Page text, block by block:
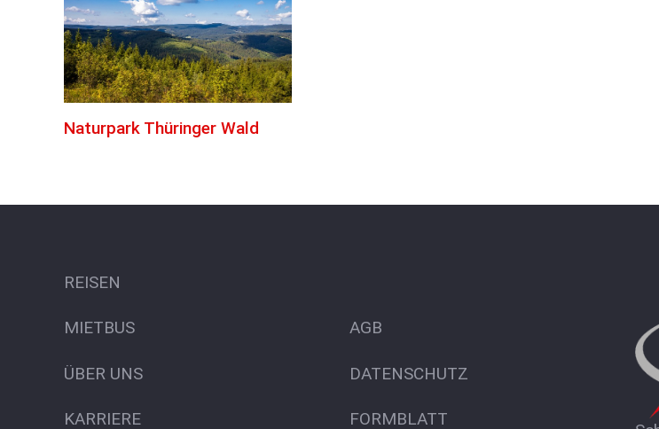
Naturpark Thüringer Wald
REISEN
MIETBUS
ÜBER UNS
KARRIERE
AGB
DATENSCHUTZ
FORMBLATT